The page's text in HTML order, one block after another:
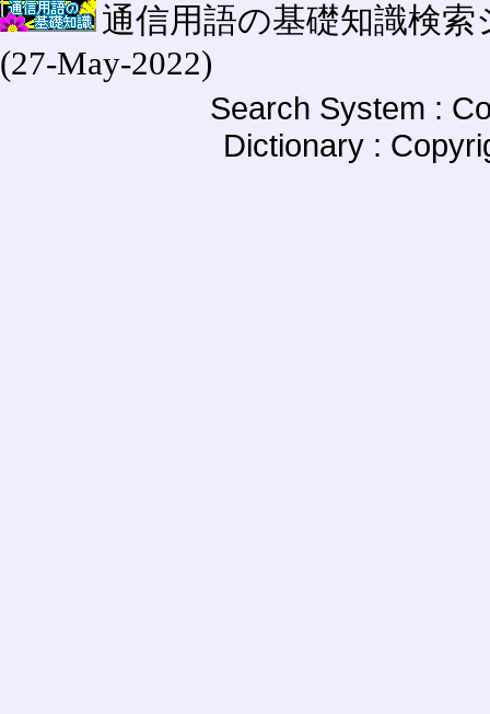
通信用語の基礎知識検索
(27-May-2022)
Search System :
Dictionary :